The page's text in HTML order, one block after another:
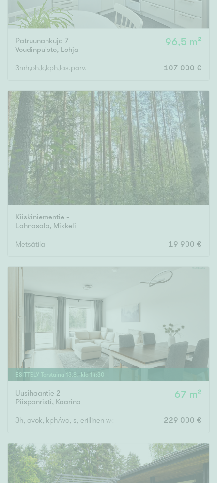
Patruunankuja 7
Voudinpuisto, Lohja
96,5 m²
3mh,oh,k,kph,las.parv. 107 000 €
Kiiskiniementie -
Lahnasalo, Mikkeli
Metsätila 19 900 €
ESITTELY Torstaina 13. 8 . klo 14:30
Uusihaantie 2
Piispanristi, Kaarina
67 m²
3h, avok, kph/wc, s, erillinen wc, ulkovarasto 229 000 €